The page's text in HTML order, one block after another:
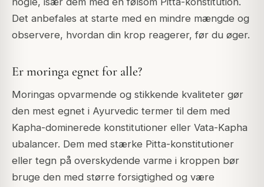
Det anbefales at starte med en mindre mængde og
observere, hvordan din krop reagerer, før du øger.
Er moringa egnet for alle?
Moringas opvarmende og stikkende kvaliteter gør
den mest egnet i Ayurvedic termer til dem med
Kapha-dominerede konstitutioner eller Vata-Kapha
ubalancer. Dem med stærke Pitta-konstitutioner
eller tegn på overskydende varme i kroppen bør
bruge den med større forsigtighed og være